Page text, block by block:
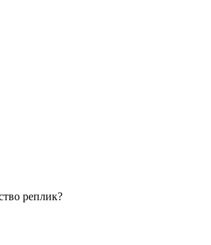
реплик?